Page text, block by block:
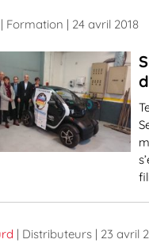
| Formation | 24 avril 2018
| Distributeurs | 23 avril